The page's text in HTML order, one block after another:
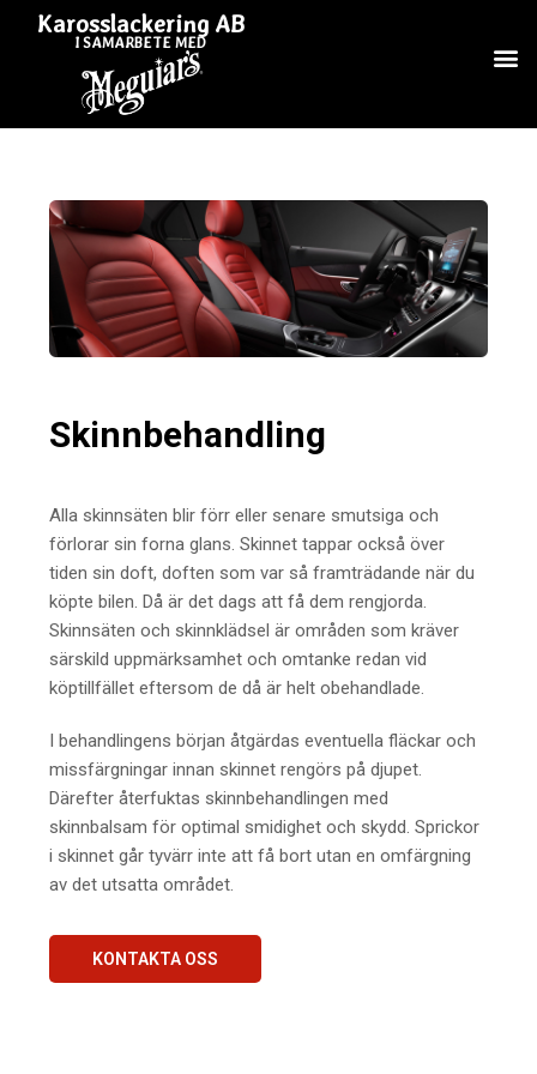
Karosslackering AB
I SAMARBETE MED
Skinnbehandling
Alla skinnsäten blir förr eller senare smutsiga och
förlorar sin forna glans. Skinnet tappar också över
tiden sin doft, doften som var så framträdande när du
köpte bilen. Då är det dags att få dem rengjorda.
Skinnsäten och skinnklädsel är områden som kräver
särskild uppmärksamhet och omtanke redan vid
köptillfället eftersom de då är helt obehandlade.
I behandlingens början åtgärdas eventuella fläckar och
missfärgningar innan skinnet rengörs på djupet.
Därefter återfuktas skinnbehandlingen med
skinnbalsam för optimal smidighet och skydd. Sprickor
i skinnet går tyvärr inte att få bort utan en omfärgning
av det utsatta området.
KONTAKTA OSS